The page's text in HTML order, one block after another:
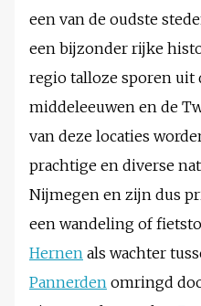
een van de oudste
een bijzonder rijke
regio talloze sporen uit
middeleeuwen en de
van deze locaties
prachtige en diverse
Nijmegen en zijn dus
een wandeling of
Hernen als wachter
Pannerden omringd